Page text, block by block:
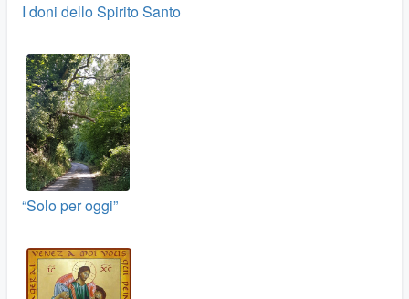
I doni dello Spirito Santo
“Solo per oggi”